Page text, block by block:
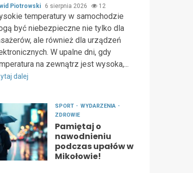
Piotrowski 6 sierpnia 2026 12
temperatury w samochodzie
być niebezpieczne nie tylko dla
ale również dla urządzeń
W upalne dni, gdy
na zewnątrz jest wysoka,...
dalej
SPORT
WYDARZENIA
ZDROWIE
Pamiętaj o
nawodnieniu
podczas upałów w
Mikołowie!